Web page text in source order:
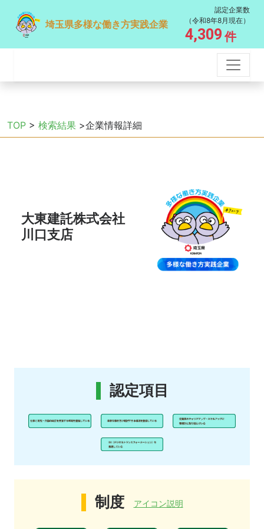
埼玉県多様な働き方実践企業
認定企業数
（令和8年8月現在）
4,309 件
TOP > 検索結果 >企業情報詳細
大東建託株式会社
川口支店
認定項目
制度 アイコン説明